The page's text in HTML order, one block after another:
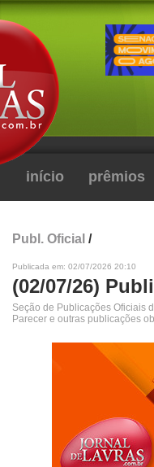
início prêmios
Publ. Oficial /
Publicada em: 02/07/2026 20:10
(02/07/26)
Seção de Publicações Oficiais
Parecer e outras publicações